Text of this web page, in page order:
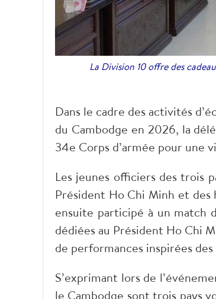
La Division 10 offre des
Dans le cadre des activités
du Cambodge en 2026, la
34e Corps d’armée pour une
Les jeunes officiers des trois
Président Ho Chi Minh et
ensuite participé à un match
dédiées au Président Ho Chi
de performances inspirées
S’exprimant lors de
le Cambodge sont trois pays